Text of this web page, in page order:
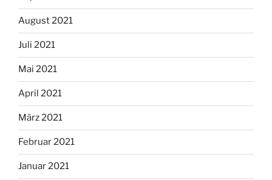
August 2021
Juli 2021
Mai 2021
April 2021
März 2021
Februar 2021
Januar 2021